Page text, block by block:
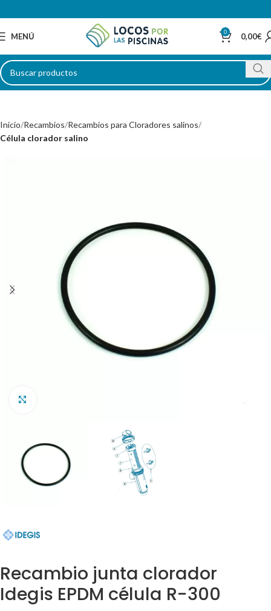
MENÚ 0 0,00€
Inicio Recambios Recambios para Cloradores salinos
Célula clorador salino
Recambio junta clorador
Idegis EPDM célula R-300